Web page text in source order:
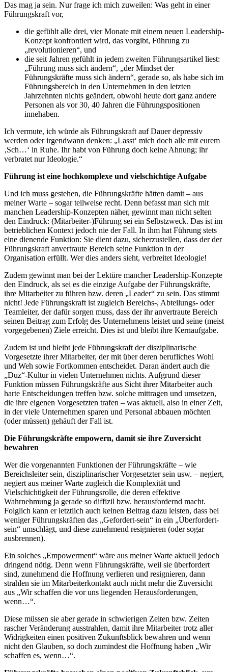
Das mag ja sein. Nur frage ich mich zuweilen: Was geht in einer
Führungskraft vor,
die gefühlt alle drei, vier Monate mit einem neuen Leadership-
Konzept konfrontiert wird, das vorgibt, Führung zu
„revolutionieren“, und
die seit Jahren gefühlt in jedem zweiten Führungsartikel liest:
„Führung muss sich ändern“, „der Mindset der
Führungskräfte muss sich ändern“, gerade so, als habe sich im
Führungsbereich in den Unternehmen in den letzten
Jahrzehnten nichts geändert, obwohl heute dort ganz andere
Personen als vor 30, 40 Jahren die Führungspositionen
innehaben.
Ich vermute, ich würde als Führungskraft auf Dauer depressiv
werden oder irgendwann denken: „Lasst‘ mich doch alle mit eurem
‚Sch…‘ in Ruhe. Ihr habt von Führung doch keine Ahnung; ihr
verbratet nur Ideologie.“
Führung ist eine hochkomplexe und vielschichtige Aufgabe
Und ich muss gestehen, die Führungskräfte hätten damit – aus
meiner Warte – sogar teilweise recht. Denn befasst man sich mit
manchen Leadership-Konzepten näher, gewinnt man nicht selten
den Eindruck: (Mitarbeiter-)Führung sei ein Selbstzweck. Das ist im
betrieblichen Kontext jedoch nie der Fall. In ihm hat Führung stets
eine dienende Funktion: Sie dient dazu, sicherzustellen, dass der der
Führungskraft anvertraute Bereich seine Funktion in der
Organisation erfüllt. Wer dies anders sieht, verbreitet Ideologie!
Zudem gewinnt man bei der Lektüre mancher Leadership-Konzepte
den Eindruck, als sei es die einzige Aufgabe der Führungskräfte,
ihre Mitarbeiter zu führen bzw. deren „Leader“ zu sein. Das stimmt
nicht! Jede Führungskraft ist zugleich Bereichs-, Abteilungs- oder
Teamleiter, der dafür sorgen muss, dass der ihr anvertraute Bereich
seinen Beitrag zum Erfolg des Unternehmens leistet und seine (meist
vorgegebenen) Ziele erreicht. Dies ist und bleibt ihre Kernaufgabe.
Zudem ist und bleibt jede Führungskraft der disziplinarische
Vorgesetzte ihrer Mitarbeiter, der mit über deren berufliches Wohl
und Weh sowie Fortkommen entscheidet. Daran ändert auch die
„Duz“-Kultur in vielen Unternehmen nichts. Aufgrund dieser
Funktion müssen Führungskräfte aus Sicht ihrer Mitarbeiter auch
harte Entscheidungen treffen bzw. solche mittragen und umsetzen,
die ihre eigenen Vorgesetzten trafen – was aktuell, also in einer Zeit,
in der viele Unternehmen sparen und Personal abbauen möchten
(oder müssen) gehäuft der Fall ist.
Die Führungskräfte empowern, damit sie ihre Zuversicht
bewahren
Wer die vorgenannten Funktionen der Führungskräfte – wie
Bereichsleiter sein, disziplinarischer Vorgesetzter sein usw. – negiert,
negiert aus meiner Warte zugleich die Komplexität und
Vielschichtigkeit der Führungsrolle, die deren effektive
Wahrnehmung ja gerade so diffizil bzw. herausfordernd macht.
Folglich kann er letztlich auch keinen Beitrag dazu leisten, dass bei
weniger Führungskräften das „Gefordert-sein“ in ein „Überfordert-
sein“ umschlägt, und diese zunehmend resignieren (oder sogar
ausbrennen).
Ein solches „Empowerment“ wäre aus meiner Warte aktuell jedoch
dringend nötig. Denn wenn Führungskräfte, weil sie überfordert
sind, zunehmend die Hoffnung verlieren und resignieren, dann
strahlen sie im Mitarbeiterkontakt auch nicht mehr die Zuversicht
aus „Wir schaffen die vor uns liegenden Herausforderungen,
wenn…“.
Diese müssen sie aber gerade in schwierigen Zeiten bzw. Zeiten
rascher Veränderung ausstrahlen, damit ihre Mitarbeiter trotz aller
Widrigkeiten einen positiven Zukunftsblick bewahren und wenn
nicht den Glauben, so doch zumindest die Hoffnung haben „Wir
schaffen es, wenn…“.